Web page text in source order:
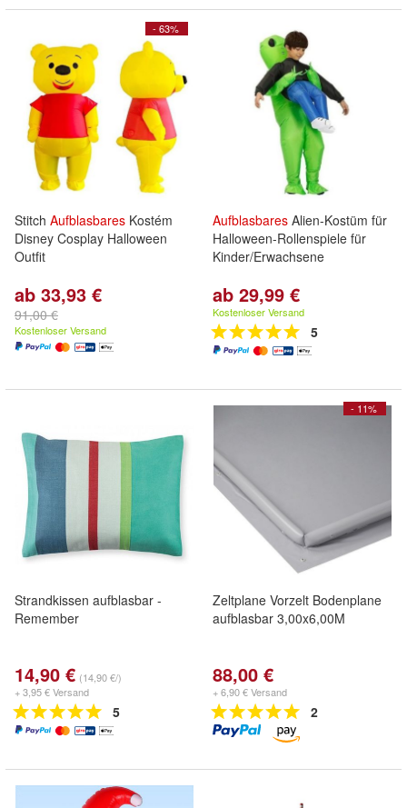
- 63%
Stitch Aufblasbares Kostém
Disney Cosplay Halloween
Outfit
ab 33,93 €
91,00 €
Kostenloser Versand
Aufblasbares Alien-Kostüm für
Halloween-Rollenspiele für
Kinder/Erwachsene
ab 29,99 €
Kostenloser Versand
5
Strandkissen aufblasbar -
Remember
14,90 € (14,90 €/)
+ 3,95 € Versand
5
- 11%
Zeltplane Vorzelt Bodenplane
aufblasbar 3,00x6,00M
88,00 €
+ 6,90 € Versand
2